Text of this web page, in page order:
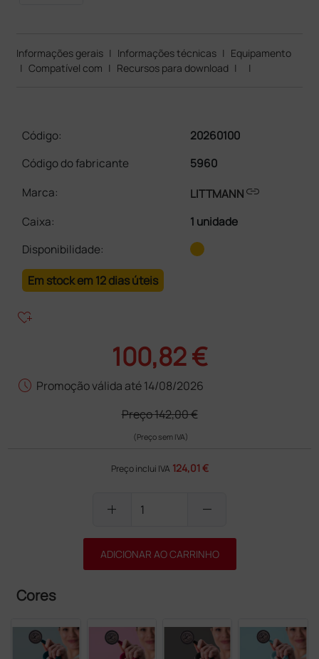
Informações gerais | Informações técnicas | Equipamento
| Compatível com | Recursos para download | |
Código:
20260100
Código do fabricante
5960
Marca:
LITTMANNlink
Caixa:
1 unidade
Disponibilidade:
Em stock em 12 dias úteis
heart_plus
100,82 €
schedule Promoção válida até 14/08/2026
Preço142,00 €
(Preço sem IVA)
Preço inclui IVA 124,01 €
add remove
ADICIONAR AO CARRINHO
Cores